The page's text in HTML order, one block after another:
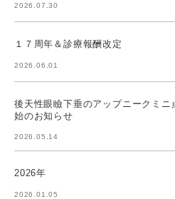
2026.07.30
１７周年＆診療報酬改定
2026.06.01
後天性眼瞼下垂のアップニークミニ
始のお知らせ
2026.05.14
2026年
2026.01.05